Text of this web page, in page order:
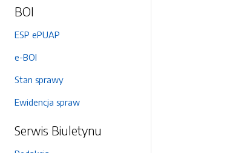
BOI
ESP ePUAP
e-BOI
Stan sprawy
Ewidencja spraw
Serwis Biuletynu